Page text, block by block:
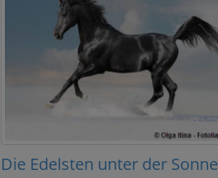
Die Edelsten unter der Sonne